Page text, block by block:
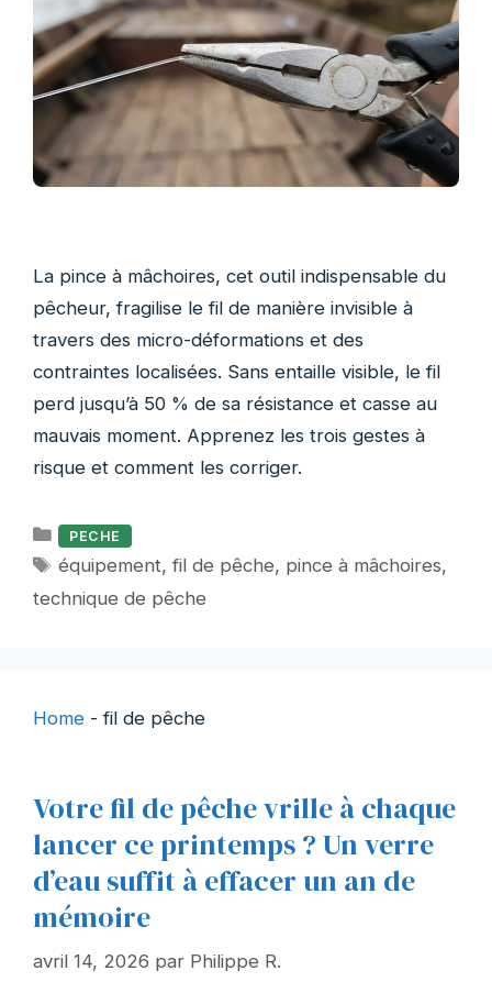
La pince à mâchoires, cet outil indispensable du
pêcheur, fragilise le fil de manière invisible à
travers des micro-déformations et des
contraintes localisées. Sans entaille visible, le fil
perd jusqu’à 50 % de sa résistance et casse au
mauvais moment. Apprenez les trois gestes à
risque et comment les corriger.
Catégories
PECHE
Étiquettes
équipement,fil de pêche, pince à mâchoires,
technique de pêche
Home -fil de pêche
Votre fil de pêche vrille à chaque
lancer ce printemps ? Un verre
d’eau suffit à effacer un an de
mémoire
avril 14, 2026 par Philippe R.